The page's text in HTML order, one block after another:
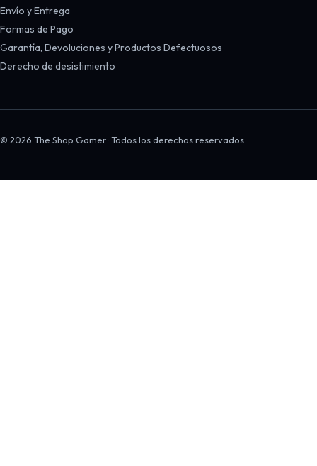
Envío y Entrega
Formas de Pago
Garantía, Devoluciones y Productos Defectuosos
Derecho de desistimiento
© 2026 The Shop Gamer · Todos los derechos reservados